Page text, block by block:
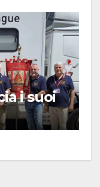
i suoi